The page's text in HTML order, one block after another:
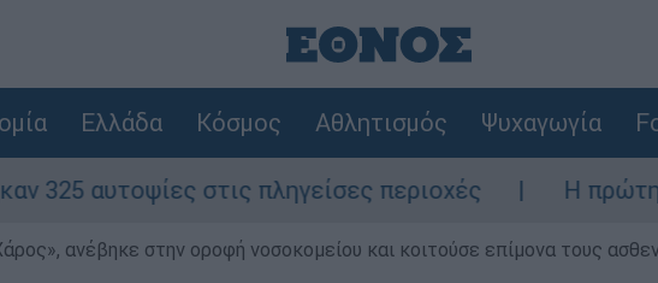
Ελλάδα Κόσμος Αθλητισμός Ψυχαγωγία
στις πληγείσες περιοχές Η πρώτη δήλωση της
ανέβηκε στην οροφή νοσοκομείου και κοιτούσε επίμονα τους